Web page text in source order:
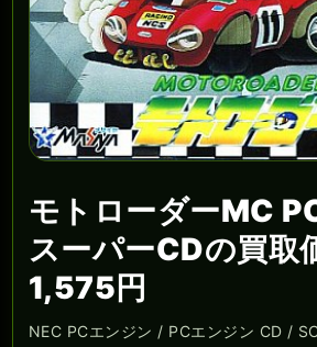
モトローダーMC
スーパーCDの買取
1,575円
NEC PCエンジン / PCエンジン CD /